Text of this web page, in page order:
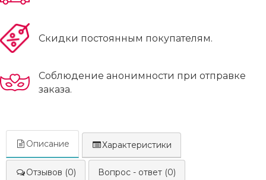
Скидки постоянным покупателям.
Соблюдение анонимности при отправке
заказа.
Описание Характеристики
Отзывов (0) Вопрос - ответ (0)